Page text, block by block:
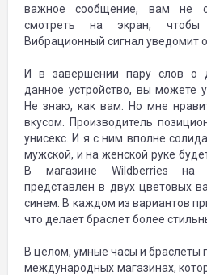
важное сообщение, вам не
смотреть на экран, чтобы
Вибрационный сигнал уведомит о
И в завершении пару слов о
данное устройство, вы можете
Не знаю, как вам. Но мне
вкусом. Производитель
унисекс. И я с ним вполне
мужской, и на женской руке
В магазине Wildberries
представлен в двух цветовых
синем. В каждом из вариантов
что делает браслет более
В целом, умные часы и браслеты
международных магазинах,